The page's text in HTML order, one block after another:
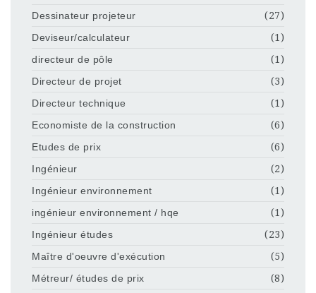
Dessinateur projeteur
(27)
Deviseur/calculateur
(1)
directeur de pôle
(1)
Directeur de projet
(3)
Directeur technique
(1)
Economiste de la construction
(6)
Etudes de prix
(6)
Ingénieur
(2)
Ingénieur environnement
(1)
ingénieur environnement / hqe
(1)
Ingénieur études
(23)
Maître d'oeuvre d'exécution
(5)
Métreur/ études de prix
(8)